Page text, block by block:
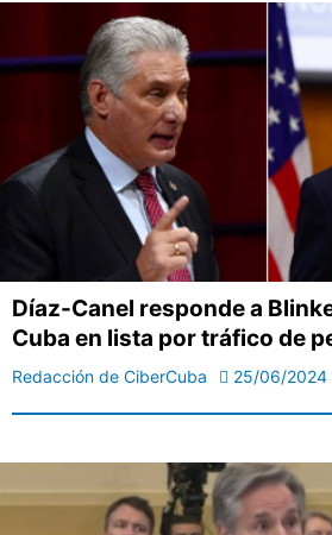
Díaz-Canel responde a
Cuba en lista por tráfico de
Redacción de CiberCuba 25/06/2024